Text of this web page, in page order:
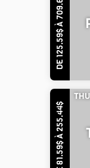
DE 125.59$ À 709.64$
DE 81.59$ À 255.44$